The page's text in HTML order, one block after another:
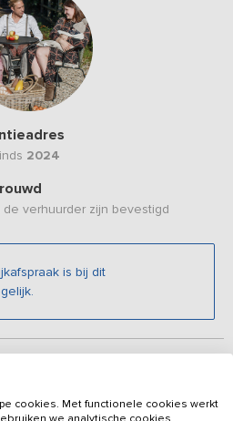
2024
verhuurder zijn bevestigd
is bij dit
is gelegen aan het schitterende
cookies. Met functionele cookies werkt
we analytische cookies